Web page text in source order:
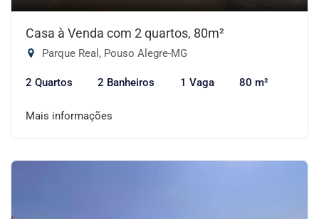
Casa à Venda com 2 quartos, 80m²
Parque Real, Pouso Alegre-MG
2 Quartos 2 Banheiros 1 Vaga 80 m²
Mais informações